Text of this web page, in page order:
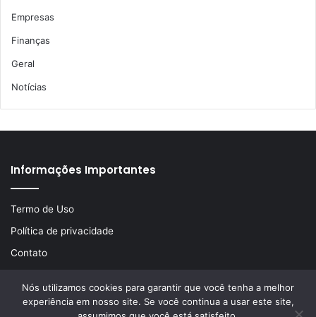
Empresas
Finanças
Geral
Notícias
Informações Importantes
Termo de Uso
Política de privacidade
Contato
© Copyright 2026, Todos os direitos reservados | Desenvolvido
Nós utilizamos cookies para garantir que você tenha a melhor
experiência em nosso site. Se você continua a usar este site,